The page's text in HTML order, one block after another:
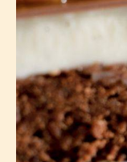
ー
ン
ナ
コ
ッ
タ